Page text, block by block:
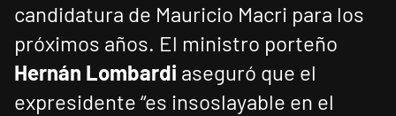
candidatura de Mauricio Macri para los
próximos años. El ministro porteño
Hernán Lombardi aseguró que el
expresidente “es insoslayable en el